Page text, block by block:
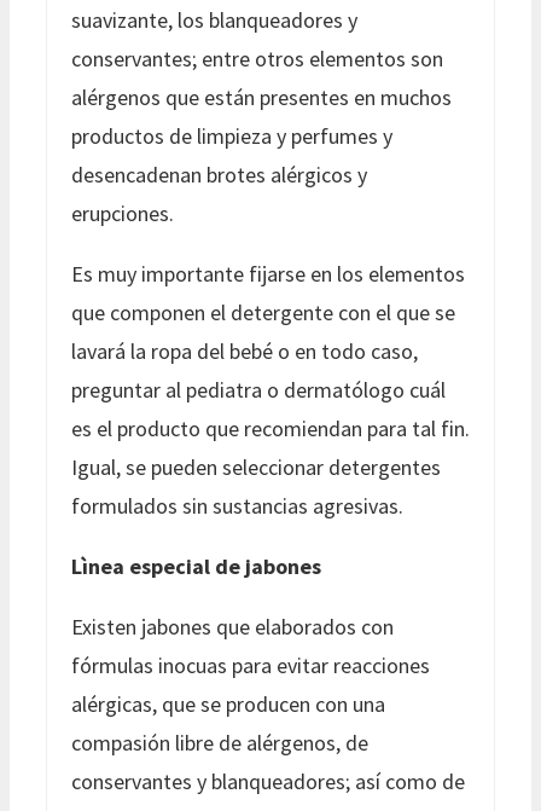
suavizante, los blanqueadores y
conservantes; entre otros elementos son
alérgenos que están presentes en muchos
productos de limpieza y perfumes y
desencadenan brotes alérgicos y
erupciones.
Es muy importante fijarse en los elementos
que componen el detergente con el que se
lavará la ropa del bebé o en todo caso,
preguntar al pediatra o dermatólogo cuál
es el producto que recomiendan para tal fin.
Igual, se pueden seleccionar detergentes
formulados sin sustancias agresivas.
Lìnea especial de jabones
Existen jabones que elaborados con
fórmulas inocuas para evitar reacciones
alérgicas, que se producen con una
compasión libre de alérgenos, de
conservantes y blanqueadores; así como de